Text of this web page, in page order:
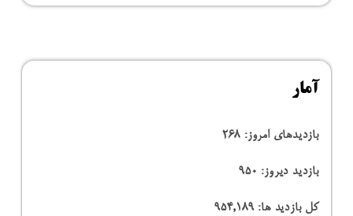
آمار
بازدیدهای امروز: 268
بازدید دیروز: 950
کل بازدید ها:954,189